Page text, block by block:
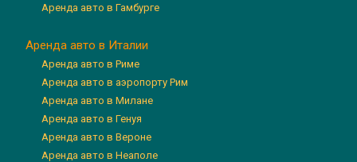
Аренда авто в Гамбурге
Аренда авто в Италии
Аренда авто в Риме
Аренда авто в аэропорту Рим
Аренда авто в Милане
Аренда авто в Генуя
Аренда авто в Вероне
Аренда авто в Неаполе